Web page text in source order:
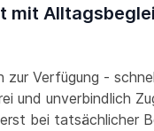
mit
Verfügung -
und unverbindlich
bei tatsächlicher